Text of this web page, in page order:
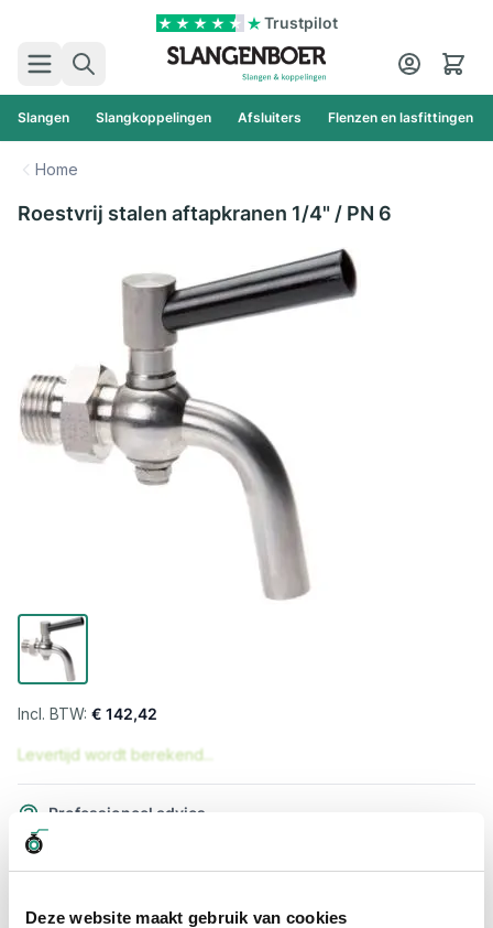
Deze website maakt gebruik van cookies
Trustpilot
Zoek
Cart
Slangen Slangkoppelingen Afsluiters Flenzen en lasfittingen
Home
Roestvrij stalen aftapkranen 1/4" / PN 6
€ 142,42
Levertijd wordt berekend...
Professioneel advies
Hoge klantbeoordelingen: 9/10